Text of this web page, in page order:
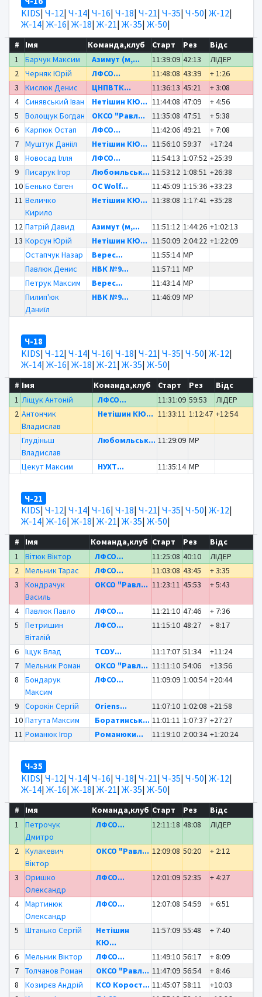
KIDS| Ч-12| Ч-14| Ч-16| Ч-18| Ч-21| Ч-35| Ч-50| Ж-12|
Ж-14| Ж-16| Ж-18| Ж-21| Ж-35| Ж-50|
# Імя Команда,клуб Старт Рез
Відс
1
Барчук Максим Азимут (м,... 11:39:09 42:13
ЛІДЕР
2
Черняк Юрій ЛФСО... 11:48:08 43:39
+ 1:26
3
Кислюк Денис ЦНПВТК... 11:36:13 45:21
+ 3:08
4
Синявський Іван Нетішин КЮ... 11:44:08 47:09
+ 4:56
5
Волощук Богдан ОКСО "Равл... 11:35:08 47:51
+ 5:38
6
Карпюк Остап ЛФСО... 11:42:06 49:21
+ 7:08
7
Муштук Данііл Нетішин КЮ... 11:56:10 59:37
+17:24
8
Новосад Ілля ЛФСО... 11:54:13 1:07:52 +25:39
9
Писарук Ігор Любомльськ... 11:53:12 1:08:51 +26:38
10 Бенько Євген OC Wolf... 11:45:09 1:15:36 +33:23
11 Величко
Кирило
Нетішин КЮ... 11:38:08 1:17:41 +35:28
12 Патрій Давид Азимут (м,... 11:51:12 1:44:26 +1:02:13
13 Корсун Юрій Нетішин КЮ... 11:50:09 2:04:22 +1:22:09
Остапчук Назар
Верес... 11:55:14 MP
Павлюк Денис
НВК №9... 11:57:11 MP
Петрук Максим
Верес... 11:43:14 MP
Пилип'юк
Даниїл
НВК №9... 11:46:09 MP
Ч-18
KIDS| Ч-12| Ч-14| Ч-16| Ч-18| Ч-21| Ч-35| Ч-50| Ж-12|
Ж-14| Ж-16| Ж-18| Ж-21| Ж-35| Ж-50|
# Імя Команда,клуб Старт Рез
Відс
1 Ліщук Антоній ЛФСО... 11:31:09 59:53
ЛІДЕР
2 Антончик
Владислав
Нетішин КЮ... 11:33:11 1:12:47 +12:54
Глудіньш
Владислав
Любомльськ... 11:29:09 MP
Цекут Максим НУХТ... 11:35:14 MP
Ч-21
KIDS| Ч-12| Ч-14| Ч-16| Ч-18| Ч-21| Ч-35| Ч-50| Ж-12|
Ж-14| Ж-16| Ж-18| Ж-21| Ж-35| Ж-50|
# Імя Команда,клуб Старт Рез
Відс
1
Вітюк Віктор ЛФСО... 11:25:08 40:10
ЛІДЕР
2
Мельник Тарас ЛФСО... 11:03:08 43:45
+ 3:35
3
Кондрачук
Василь
ОКСО "Равл... 11:23:11 45:53 + 5:43
4 Павлюк Павло ЛФСО... 11:21:10 47:46
+ 7:36
5
Петришин
Віталій
ЛФСО... 11:15:10 48:27 + 8:17
6 Іщук Влад ТСОУ... 11:17:07 51:34
+11:24
7
Мельник Роман ОКСО "Равл... 11:11:10 54:06
+13:56
8
Бондарук
Максим
ЛФСО... 11:09:09 1:00:54 +20:44
9 Сорокін Сергій Oriens... 11:07:10 1:02:08 +21:58
10 Патута Максим Боратинськ... 11:01:11 1:07:37 +27:27
11 Романюк Ігор Романюки... 11:19:10 2:00:34 +1:20:24
Ч-35
KIDS| Ч-12| Ч-14| Ч-16| Ч-18| Ч-21| Ч-35| Ч-50| Ж-12|
Ж-14| Ж-16| Ж-18| Ж-21| Ж-35| Ж-50|
# Імя Команда,клуб Старт Рез
Відс
1
Петрочук
Дмитро
ЛФСО... 12:11:18 48:08 ЛІДЕР
2
Кулакевич
Віктор
ОКСО "Равл... 12:09:08 50:20 + 2:12
3
Оришко
Олександр
ЛФСО... 12:01:09 52:35 + 4:27
4
Мартинюк
Олександр
ЛФСО... 12:07:08 54:59 + 6:51
5 Штанько Сергій
Нетішин
КЮ...
11:57:09 55:48 + 7:40
6 Мельник Віктор ЛФСО... 11:49:10 56:17
+ 8:09
7
Толчанов Роман ОКСО "Равл... 11:47:09 56:54
+ 8:46
8
Козирєв Андрій КСО Корост... 11:45:07 58:11
+10:03